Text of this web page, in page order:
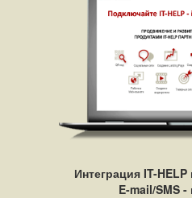
Интеграция IT-
E-mail/SMS -